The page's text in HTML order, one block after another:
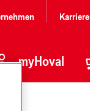
Karriere
myHoval